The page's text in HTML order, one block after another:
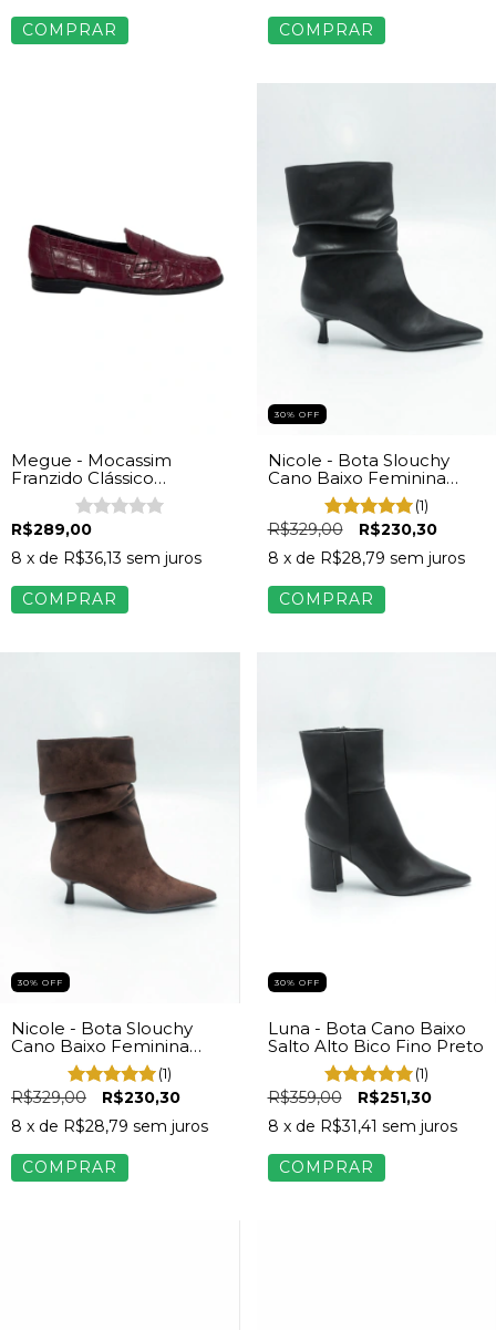
COMPRAR COMPRAR
Megue - Mocassim
Franzido Clássico
Feminino Croco Vinho
R$289,00
8 x de R$36,13 sem juros
COMPRAR
30% OFF
Nicole - Bota Slouchy
Cano Baixo Feminina
Napa Preto
(1)
R$329,00
R$230,30
8 x de R$28,79 sem juros
COMPRAR
30% OFF
Nicole - Bota Slouchy
Cano Baixo Feminina
Camurça Marrom(1)
R$329,00
R$230,30
8 x de R$28,79 sem juros
COMPRAR
30% OFF
Luna - Bota Cano Baixo
Salto Alto Bico Fino Preto
(1)
R$359,00
R$251,30
8 x de R$31,41 sem juros
COMPRAR